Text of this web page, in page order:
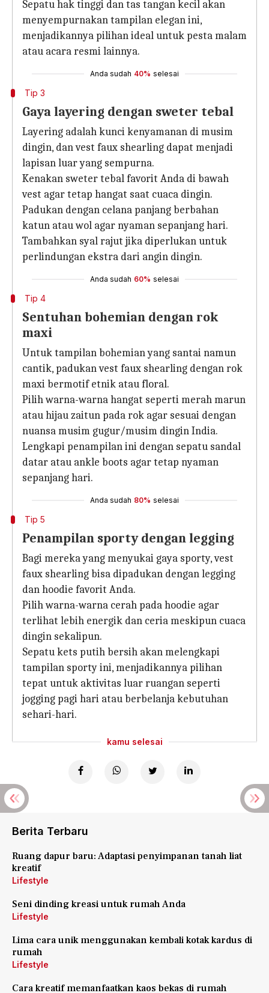
Sepatu hak tinggi dan tas tangan kecil akan
menyempurnakan tampilan elegan ini,
menjadikannya pilihan ideal untuk pesta malam
atau acara resmi lainnya.
Anda sudah 40% selesai
Tip 3
Gaya layering dengan sweter tebal
Layering adalah kunci kenyamanan di musim
dingin, dan vest faux shearling dapat menjadi
lapisan luar yang sempurna.
Kenakan sweter tebal favorit Anda di bawah
vest agar tetap hangat saat cuaca dingin.
Padukan dengan celana panjang berbahan
katun atau wol agar nyaman sepanjang hari.
Tambahkan syal rajut jika diperlukan untuk
perlindungan ekstra dari angin dingin.
Anda sudah 60% selesai
Tip 4
Sentuhan bohemian dengan rok
maxi
Untuk tampilan bohemian yang santai namun
cantik, padukan vest faux shearling dengan rok
maxi bermotif etnik atau floral.
Pilih warna-warna hangat seperti merah marun
atau hijau zaitun pada rok agar sesuai dengan
nuansa musim gugur/musim dingin India.
Lengkapi penampilan ini dengan sepatu sandal
datar atau ankle boots agar tetap nyaman
sepanjang hari.
Anda sudah 80% selesai
Tip 5
Penampilan sporty dengan legging
Bagi mereka yang menyukai gaya sporty, vest
faux shearling bisa dipadukan dengan legging
dan hoodie favorit Anda.
Pilih warna-warna cerah pada hoodie agar
terlihat lebih energik dan ceria meskipun cuaca
dingin sekalipun.
Sepatu kets putih bersih akan melengkapi
tampilan sporty ini, menjadikannya pilihan
tepat untuk aktivitas luar ruangan seperti
jogging pagi hari atau berbelanja kebutuhan
sehari-hari.
kamu selesai
Berita Terbaru
Ruang dapur baru: Adaptasi penyimpanan tanah liat
kreatif
Lifestyle
Seni dinding kreasi untuk rumah Anda
Lifestyle
Lima cara unik menggunakan kembali kotak kardus di
rumah
Lifestyle
Cara kreatif memanfaatkan kaos bekas di rumah